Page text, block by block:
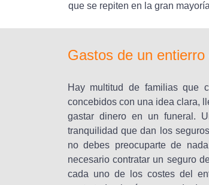
que se repiten en la gran
Gastos de un
Hay multitud de familias que
concebidos con una idea clara,
gastar dinero en un funeral.
tranquilidad que dan los
no debes preocuparte de
necesario contratar un seguro
cada uno de los costes del